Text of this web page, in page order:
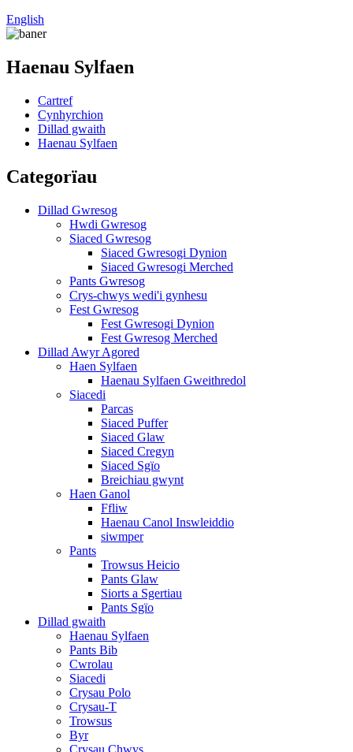
English
Haenau Sylfaen
Cartref
Cynhyrchion
Dillad gwaith
Haenau Sylfaen
Categorïau
Dillad Gwresog
Hwdi Gwresog
Siaced Gwresog
Siaced Gwresogi Dynion
Siaced Gwresogi Merched
Pants Gwresog
Crys-chwys wedi'i gynhesu
Fest Gwresog
Fest Gwresogi Dynion
Fest Gwresog Merched
Dillad Awyr Agored
Haen Sylfaen
Haenau Sylfaen Gweithredol
Siacedi
Parcas
Siaced Puffer
Siaced Glaw
Siaced Cregyn
Siaced Sgïo
Breichiau gwynt
Haen Ganol
Ffliw
Haenau Canol Inswleiddio
siwmper
Pants
Trowsus Heicio
Pants Glaw
Siorts a Sgertiau
Pants Sgïo
Dillad gwaith
Haenau Sylfaen
Pants Bib
Cwrolau
Siacedi
Crysau Polo
Crysau-T
Trowsus
Byr
Crysau Chwys